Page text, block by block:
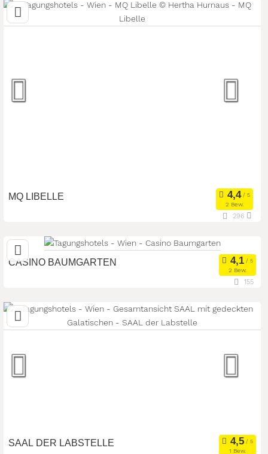
Art der Location: Meetingroom
Kongresszentrum
Tagungsstätte
MQ LIBELLE
2 Bew.
Art der Location: Eventlocation Seminarteilnehmer: 150
296
CASINO BAUMGARTEN
2 Bew.
Art der Location: Meetingroom
Tagungsstätte
Eventlocation
Seminarteilnehmer:
155
SAAL DER LABSTELLE
1 Bew.